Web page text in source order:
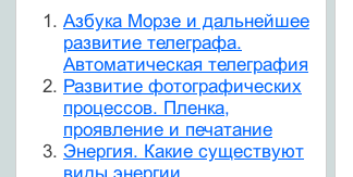
Азбука Морзе и дальнейшее
развитие телеграфа.
Автоматическая телеграфия
Развитие фотографических
процессов. Пленка,
проявление и печатание
Энергия. Какие существуют